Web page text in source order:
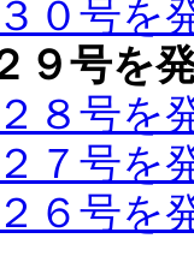
０号を
９号を
８号を
７号を
６号を